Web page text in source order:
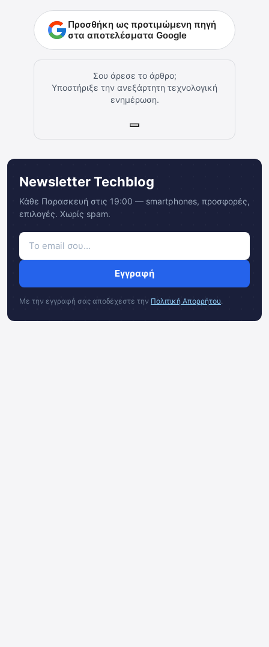
Προσθήκη ως προτιμώμενη πηγή
στα αποτελέσματα Google
Σου άρεσε το άρθρο;
Υποστήριξε την ανεξάρτητη τεχνολογική
ενημέρωση.
Newsletter Techblog
Κάθε Παρασκευή στις 19:00 — smartphones, προσφορές,
επιλογές. Χωρίς spam.
Εγγραφή
Με την εγγραφή σας αποδέχεστε την Πολιτική Απορρήτου.